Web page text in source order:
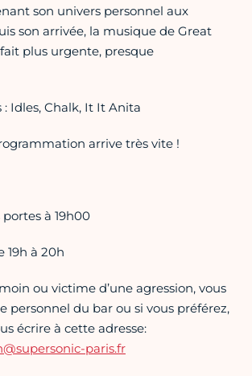
son univers personnel aux
son arrivée, la musique de Great
plus urgente, presque
: Idles, Chalk, It It Anita
arrive très vite !
à 19h00
19h à 20h
ou victime d’une agression, vous
personnel du bar ou si vous préférez,
écrire à cette adresse:
paris.fr